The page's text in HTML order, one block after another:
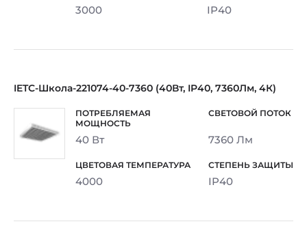
3000 IP40
IETC-Школа-221074-40-7360 (40Вт, IP40, 7360Лм, 4К)
40 Вт 7360 Лм
4000 IP40